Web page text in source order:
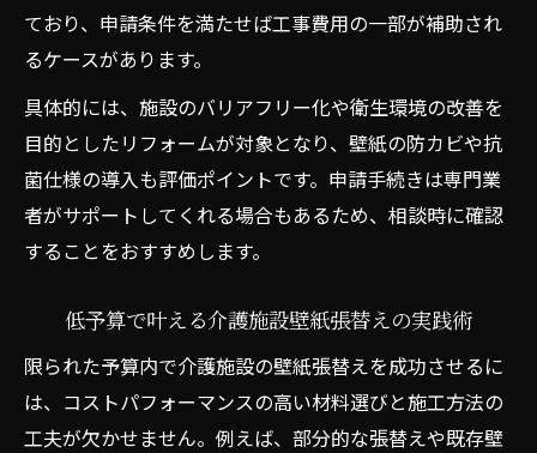
ており、申請条件を満たせば工事費用の一部が補助され
るケースがあります。
具体的には、施設のバリアフリー化や衛生環境の改善を
目的としたリフォームが対象となり、壁紙の防カビや抗
菌仕様の導入も評価ポイントです。申請手続きは専門業
者がサポートしてくれる場合もあるため、相談時に確認
することをおすすめします。
低予算で叶える介護施設壁紙張替えの実践術
限られた予算内で介護施設の壁紙張替えを成功させるに
は、コストパフォーマンスの高い材料選びと施工方法の
工夫が欠かせません。例えば、部分的な張替えや既存壁